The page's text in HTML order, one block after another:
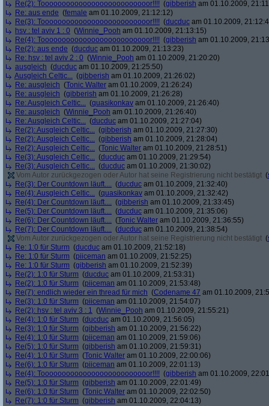
Re(2): Toooooooooooooooooooooooooor!!!! (gibberish am 01.10.2009,
Re: aus ende (female am 01.10.2009, 21:12:12)
Re(3): Toooooooooooooooooooooooooor!!!! (ducduc am 01.10.2009,
hsv : tel aviv 1 : 0 (Winnie_Pooh am 01.10.2009, 21:13:15)
Re(4): Toooooooooooooooooooooooooor!!!! (gibberish am 01.10.2009,
Re(2): aus ende (ducduc am 01.10.2009, 21:13:23)
Re: hsv : tel aviv 2 : 0 (Winnie_Pooh am 01.10.2009, 21:20:20)
ausgleich (ducduc am 01.10.2009, 21:25:50)
Ausgleich Celtic... (gibberish am 01.10.2009, 21:26:02)
Re: ausgleich (Tonic Walter am 01.10.2009, 21:26:24)
Re: ausgleich (gibberish am 01.10.2009, 21:26:28)
Re: Ausgleich Celtic... (quasikonkav am 01.10.2009, 21:26:40)
Re: ausgleich (Winnie_Pooh am 01.10.2009, 21:26:40)
Re: Ausgleich Celtic... (ducduc am 01.10.2009, 21:27:04)
Re(2): Ausgleich Celtic... (gibberish am 01.10.2009, 21:27:30)
Re(2): Ausgleich Celtic... (gibberish am 01.10.2009, 21:28:04)
Re(2): Ausgleich Celtic... (Tonic Walter am 01.10.2009, 21:28:51)
Re(3): Ausgleich Celtic... (ducduc am 01.10.2009, 21:29:54)
Re(3): Ausgleich Celtic... (ducduc am 01.10.2009, 21:30:02)
Vom Autor zurückgezogen oder Autor hat seine Registrierung nicht bestätigt (
Re(3): Der Countdown läuft.... (ducduc am 01.10.2009, 21:32:40)
Re(4): Ausgleich Celtic... (quasikonkav am 01.10.2009, 21:32:42)
Re(4): Der Countdown läuft.... (gibberish am 01.10.2009, 21:33:45)
Re(5): Der Countdown läuft.... (ducduc am 01.10.2009, 21:35:06)
Re(6): Der Countdown läuft.... (Tonic Walter am 01.10.2009, 21:36:55)
Re(7): Der Countdown läuft.... (ducduc am 01.10.2009, 21:38:54)
Vom Autor zurückgezogen oder Autor hat seine Registrierung nicht bestätigt (
Re: 1:0 für Sturm (ducduc am 01.10.2009, 21:52:18)
Re: 1:0 für Sturm (piiceman am 01.10.2009, 21:52:25)
Re: 1:0 für Sturm (gibberish am 01.10.2009, 21:52:39)
Re(2): 1:0 für Sturm (ducduc am 01.10.2009, 21:53:31)
Re(2): 1:0 für Sturm (piiceman am 01.10.2009, 21:53:48)
Re(7): endlich wieder ein thread für mich (Codename 47 am 01.10.2009,
Re(3): 1:0 für Sturm (piiceman am 01.10.2009, 21:54:07)
Re(2): hsv : tel aviv 3 : 1 (Winnie_Pooh am 01.10.2009, 21:55:21)
Re(4): 1:0 für Sturm (ducduc am 01.10.2009, 21:56:05)
Re(3): 1:0 für Sturm (gibberish am 01.10.2009, 21:56:22)
Re(4): 1:0 für Sturm (piiceman am 01.10.2009, 21:59:06)
Re(5): 1:0 für Sturm (gibberish am 01.10.2009, 21:59:31)
Re(4): 1:0 für Sturm (Tonic Walter am 01.10.2009, 22:00:06)
Re(6): 1:0 für Sturm (piiceman am 01.10.2009, 22:01:13)
Re(4): Toooooooooooooooooooooooooor!!!! (gibberish am 01.10.2009,
Re(5): 1:0 für Sturm (gibberish am 01.10.2009, 22:01:49)
Re(6): 1:0 für Sturm (Tonic Walter am 01.10.2009, 22:02:50)
Re(7): 1:0 für Sturm (gibberish am 01.10.2009, 22:04:13)